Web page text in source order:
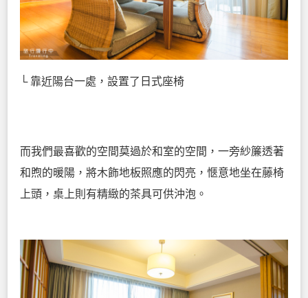
└ 靠近陽台一處，設置了日式座椅
而我們最喜歡的空間莫過於和室的空間，一旁紗簾透著
和煦的暖陽，將木飾地板照應的閃亮，愜意地坐在藤椅
上頭，桌上則有精緻的茶具可供沖泡。